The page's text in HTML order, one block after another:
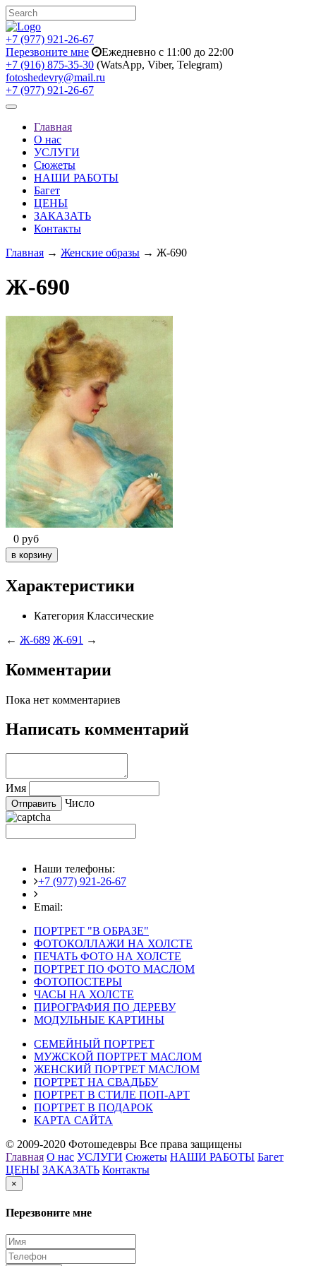
+7 (977) 921-26-67
Перезвоните мне
Ежедневно с 11:00 до 22:00
+7 (916) 875-35-30 (WatsApp, Viber, Telegram)
fotoshedevry@mail.ru
+7 (977) 921-26-67
Toggle
navigationГлавная
О нас
УСЛУГИ
Сюжеты
НАШИ РАБОТЫ
Багет
ЦЕНЫ
ЗАКАЗАТЬ
Контакты
Главная → Женские образы → Ж-690
Ж-690
0 руб
Характеристики
Категория Классические
← Ж-689 Ж-691 →
Комментарии
Пока нет комментариев
Написать комментарий
Имя
Число
Наши телефоны:
+7 (977) 921-26-67
Email:
ПОРТРЕТ "В ОБРАЗЕ"
ФОТОКОЛЛАЖИ НА ХОЛСТЕ
ПЕЧАТЬ ФОТО НА ХОЛСТЕ
ПОРТРЕТ ПО ФОТО МАСЛОМ
ФОТОПОСТЕРЫ
ЧАСЫ НА ХОЛСТЕ
ПИРОГРАФИЯ ПО ДЕРЕВУ
МОДУЛЬНЫЕ КАРТИНЫ
СЕМЕЙНЫЙ ПОРТРЕТ
МУЖСКОЙ ПОРТРЕТ МАСЛОМ
ЖЕНСКИЙ ПОРТРЕТ МАСЛОМ
ПОРТРЕТ НА СВАДЬБУ
ПОРТРЕТ В СТИЛЕ ПОП-АРТ
ПОРТРЕТ В ПОДАРОК
КАРТА САЙТА
© 2009-2020 Фотошедевры Все права защищены
Главная О нас УСЛУГИ Сюжеты НАШИ РАБОТЫ Багет
ЦЕНЫ ЗАКАЗАТЬ Контакты
×
Перезвоните мне